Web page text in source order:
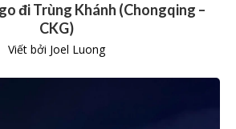
đi Trùng Khánh (Chongqing –
CKG)
Viết bởi Joel Luong